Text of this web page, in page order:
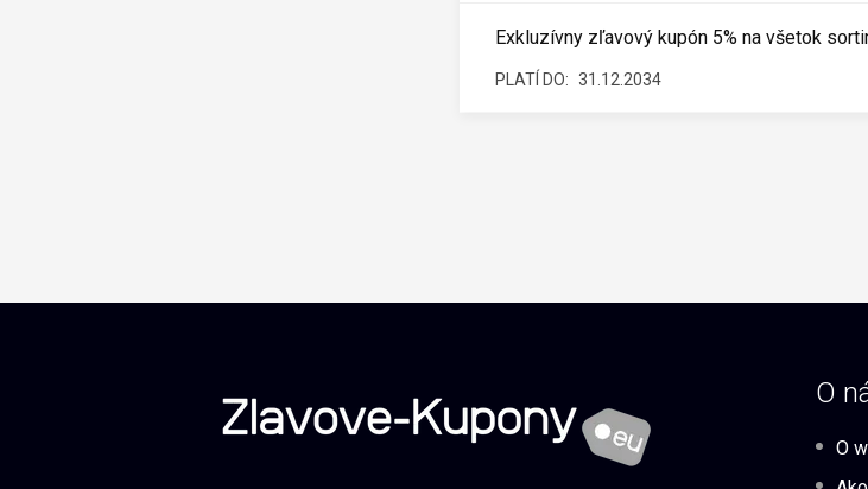
Exkluzívny zľavový kupón 5% na všetok
PLATÍ DO: 31.12.2034
O
O